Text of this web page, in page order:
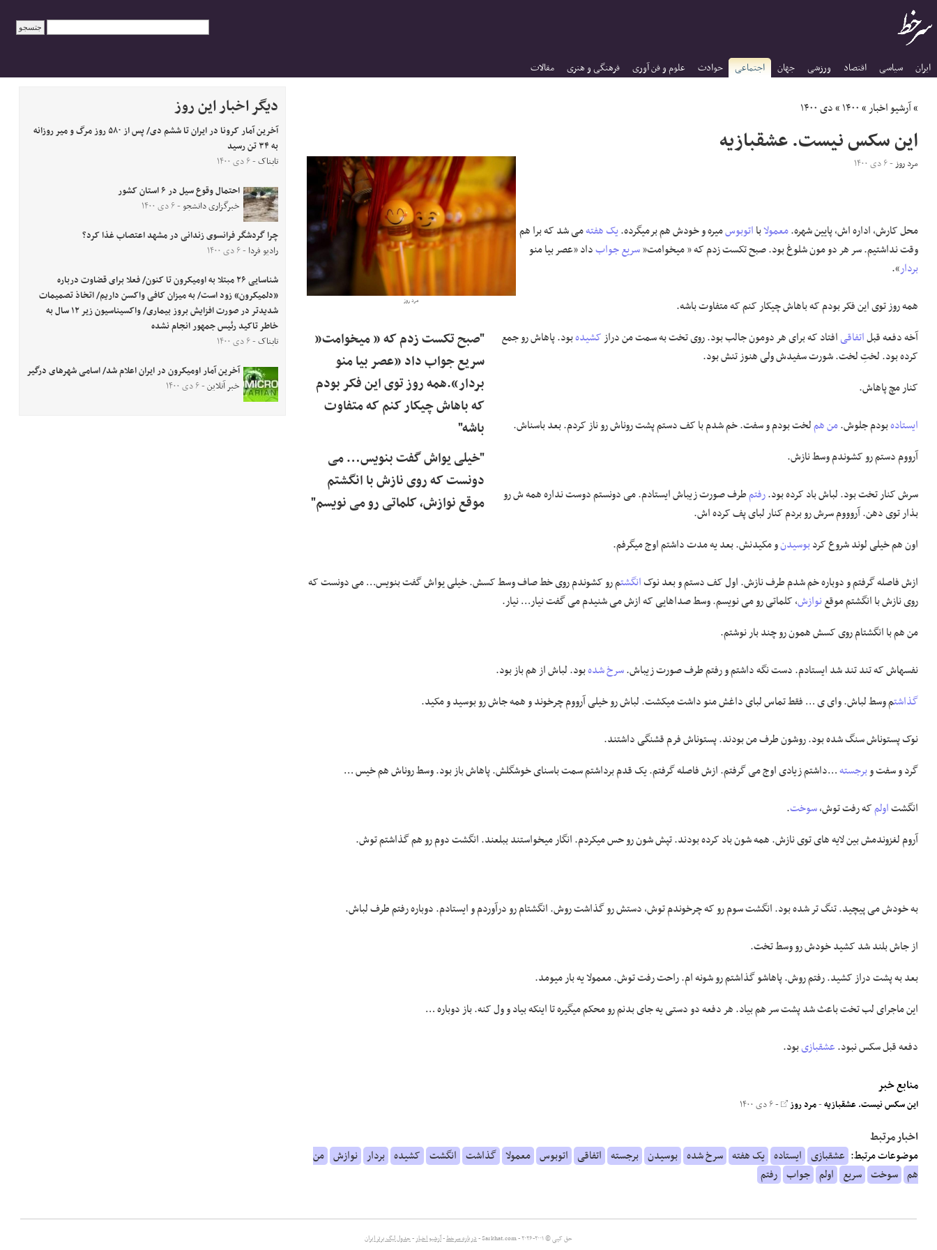
ایران سیاسی اقتصاد ورزشی جهان اجتماعی حوادث علوم و فن آوری فرهنگی و هنری مقالات
»آرشیو اخبار»۱۴۰۰»دی ۱۴۰۰
این سکس نیست. عشقبازیه
مرد روز
مرد روز- ۶ دی ۱۴۰۰
محل کارش، اداره اش، پایین شهره.معمولابااتوبوسمیره و خودش هم برمیگرده.یک هفتهمی شد که برا هم
وقت نداشتیم. سر هر دو مون شلوغ بود. صبح تکست زدم که « میخوامت«سریعجوابداد «عصر بیا منو
بردار».
همه روز توی این فکر بودم که باهاش چیکار کنم که متفاوت باشه.
"صبح تکست زدم که « میخوامت«
سریع جواب داد «عصر بیا منو
بردار».همه روز توی این فکر بودم
که باهاش چیکار کنم که متفاوت
باشه"
آخه دفعه قبلاتفاقیافتاد که برای هر دومون جالب بود. روی تخت به سمت من درازکشیدهبود. پاهاش رو جمع
کرده بود. لختِ لخت. شورت سفیدش ولی هنوز تنش بود.
کنار مچ پاهاش.
ایستادهبودم جلوش.من هملخت بودم و سفت. خم شدم با کف دستم پشت روناش رو ناز کردم. بعد باسناش.
"خیلی یواش گفت بنویس… می
دونست که روی نازش با انگشتم
موقع نوازش، کلماتی رو می نویسم"
آرووم دستم رو کشوندم وسط نازش.
سرش کنار تخت بود. لباش باد کرده بود.رفتمطرف صورت زیباش ایستادم. می دونستم دوست نداره همه ش رو
بذار توی دهن. آروووم سرش رو بردم کنار لبای پف کرده اش.
اون هم خیلی لوند شروع کردبوسیدنو مکیدنش. بعد یه مدت داشتم اوج میگرفم.
ازش فاصله گرفتم و دوباره خم شدم طرف نازش. اول کف دستم و بعد نوکانگشتم رو کشوندم روی خط صاف وسط کسش. خیلی یواش گفت بنویس… می دونست که
روی نازش با انگشتم موقعنوازش، کلماتی رو می نویسم. وسط صداهایی که ازش می شنیدم می گفت نیار… نیار.
من هم با انگشتام روی کسش همون رو چند بار نوشتم.
نفسهاش که تند تند شد ایستادم. دست نگه داشتم و رفتم طرف صورت زیباش.سرخ شدهبود. لباش از هم باز بود.
گذاشتم وسط لباش. وای ی … فقط تماس لبای داغش منو داشت میکشت. لباش رو خیلی آرووم چرخوند و همه جاش رو بوسید و مکید.
نوک پستوناش سنگ شده بود. روشون طرف من بودند. پستوناش فرم قشنگی داشتند.
گرد و سفت وبرجسته…داشتم زیادی اوج می گرفتم. ازش فاصله گرفتم. یک قدم برداشتم سمت باسنای خوشگلش. پاهاش باز بود. وسط روناش هم خیس …
انگشتاولمکه رفت توش،سوخت.
آروم لغزوندمش بین لایه های توی نازش. همه شون باد کرده بودند. تپش شون رو حس میکردم. انگار میخواستند ببلعند. انگشت دوم رو هم گذاشتم توش.
به خودش می پیچید. تنگ تر شده بود. انگشت سوم رو که چرخوندم توش، دستش رو گذاشت روش. انگشتام رو درآوردم و ایستادم. دوباره رفتم طرف لباش.
از جاش بلند شد کشید خودش رو وسط تخت.
بعد به پشت دراز کشید. رفتم روش. پاهاشو گذاشتم رو شونه ام. راحت رفت توش. معمولا یه بار میومد.
این ماجرای لب تخت باعث شد پشت سر هم بیاد. هر دفعه دو دستی یه جای بدنم رو محکم میگیره تا اینکه بیاد و ول کنه. باز دوباره …
دفعه قبل سکس نبود.عشقبازیبود.
منابع خبر
این سکس نیست. عشقبازیه-مرد روز - ۶ دی ۱۴۰۰
اخبار مرتبط
موضوعات مرتبط: عشقبازی ایستاده یک هفته سرخ شده بوسیدن برجسته اتفاقی اتوبوس معمولا گذاشت انگشت کشیده بردار نوازش من
هم سوخت سریع اولم جواب رفتم
دیگر اخبار این روز
آخرین آمار کرونا در ایران تا ششم دی/ پس از ۵۸۰ روز مرگ و میر روزانه
به ۳۴ تن رسید
تابناک- ۶ دی ۱۴۰۰
احتمال وقوع سیل در ۶ استان کشور
خبرگزاری دانشجو- ۶ دی ۱۴۰۰
چرا گردشگر فرانسوی زندانی در مشهد اعتصاب غذا کرد؟
رادیو فردا - ۶ دی ۱۴۰۰
شناسایی ۲۶ مبتلا به اومیکرون تا کنون/ فعلا برای قضاوت درباره
«دلمیکرون» زود است/ به میزان کافی واکسن داریم/ اتخاذ تصمیمات
شدیدتر در صورت افزایش بروز بیماری/ واکسیناسیون زیر ۱۲ سال به
خاطر تاکید رئیس جمهور انجام نشده
تابناک- ۶ دی ۱۴۰۰
آخرین آمار اومیکرون در ایران اعلام شد/ اسامی شهرهای درگیر
خبر آنلاین- ۶ دی ۱۴۰۰
حق کپی © ۲۰۰۱-۲۰۲۶ - Sarkhat.com - درباره سرخط-آرشیو اخبار-جدول لیگ برتر ایران